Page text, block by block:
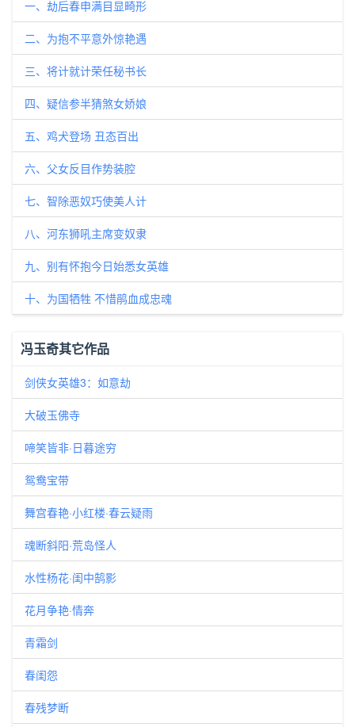
一、劫后春申满目显畸形
二、为抱不平意外惊艳遇
三、将计就计荣任秘书长
四、疑信参半猜煞女娇娘
五、鸡犬登场 丑态百出
六、父女反目作势装腔
七、智除恶奴巧使美人计
八、河东狮吼主席变奴隶
九、别有怀抱今日始悉女英雄
十、为国牺牲 不惜鹃血成忠魂
冯玉奇其它作品
剑侠女英雄3：如意劫
大破玉佛寺
啼笑皆非·日暮途穷
鸳鸯宝带
舞宫春艳·小红楼·春云疑雨
魂断斜阳·荒岛怪人
水性杨花·闺中鹄影
花月争艳·情奔
青霜剑
春闺怨
春残梦断